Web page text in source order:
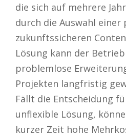
die sich auf mehrere
durch die Auswahl einer
zukunftssicheren
Lösung kann der
problemlose
Projekten langfristig
Fällt die Entscheidung
unflexible Lösung,
kurzer Zeit hohe